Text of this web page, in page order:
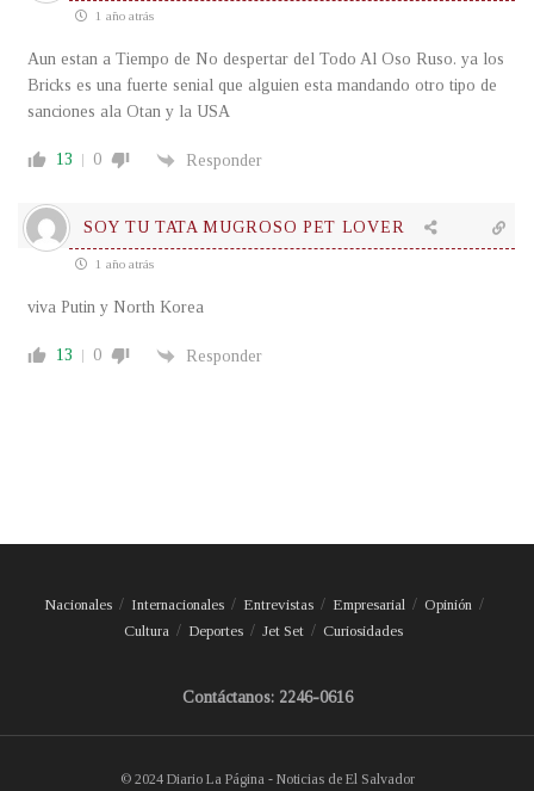
1 año atrás
Aun estan a Tiempo de No despertar del Todo Al Oso Ruso. ya los
Bricks es una fuerte senial que alguien esta mandando otro tipo de
sanciones ala Otan y la USA
13 0 Responder
SOY TU TATA MUGROSO PET LOVER
1 año atrás
viva Putin y North Korea
13 0 Responder
Nacionales Internacionales Entrevistas Empresarial
Opinión
Cultura
Deportes Jet Set Curiosidades
Contáctanos: 2246-0616
© 2024 Diario La Página - Noticias de El Salvador